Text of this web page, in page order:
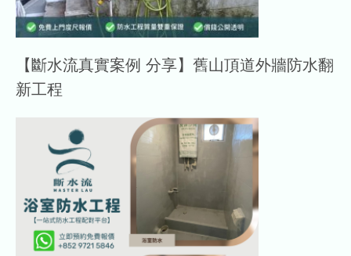
【斷水流真實案例 分享】舊山頂道外牆防水翻
新工程